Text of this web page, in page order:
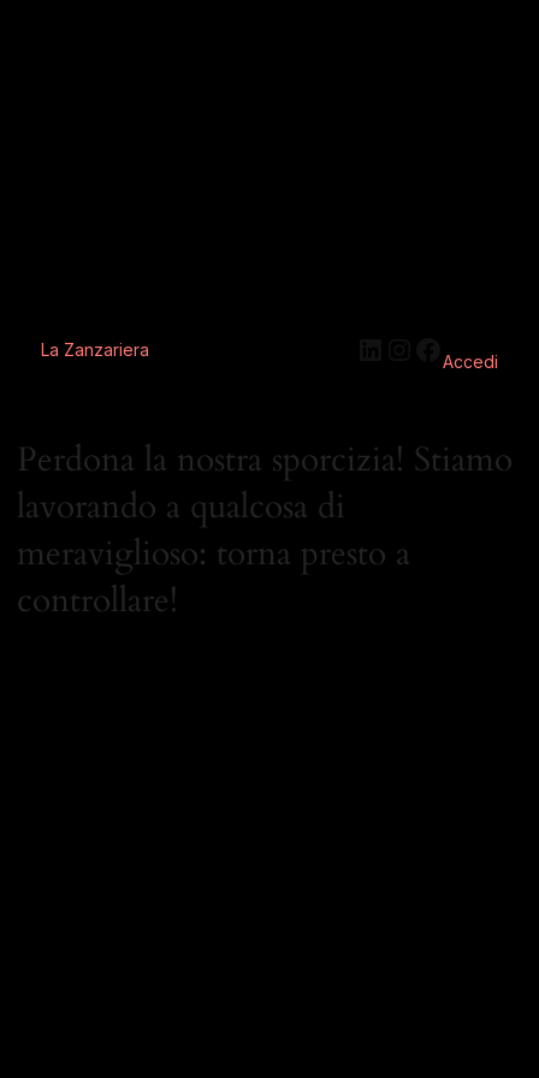
La Zanzariera
Accedi
Perdona la nostra sporcizia! Stiamo
lavorando a qualcosa di
meraviglioso: torna presto a
controllare!